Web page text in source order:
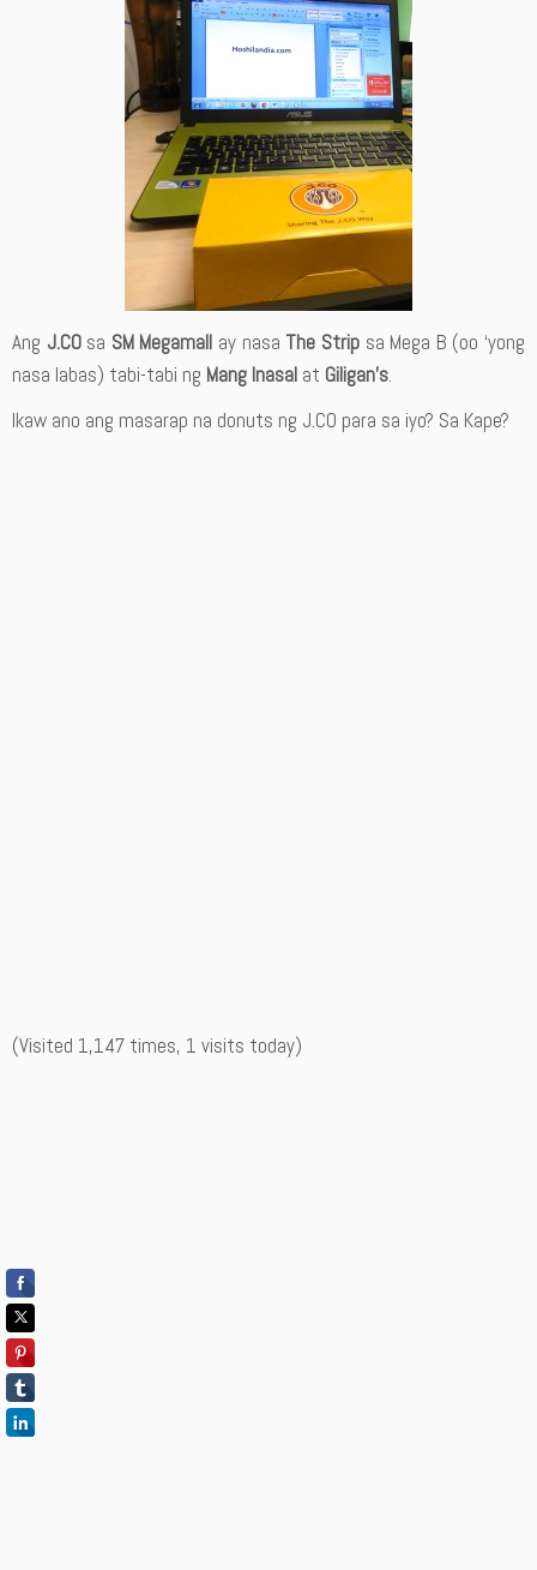
Ang J.COsa SM Megamall ay nasa The Stripsa Mega B (oo ‘yong
nasa labas) tabi-tabi ng Mang Inasal at Giligan’s.
Ikaw ano ang masarap na donuts ng J.CO para sa iyo? Sa Kape?
(Visited 1,147 times, 1 visits today)